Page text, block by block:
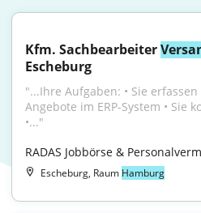
Kfm. Sachbearbeiter
Escheburg
"...Ihre Aufgaben: • Sie
Angebote im ERP-System • Sie
•..."
RADAS Jobbörse &
Escheburg, Raum Hamburg